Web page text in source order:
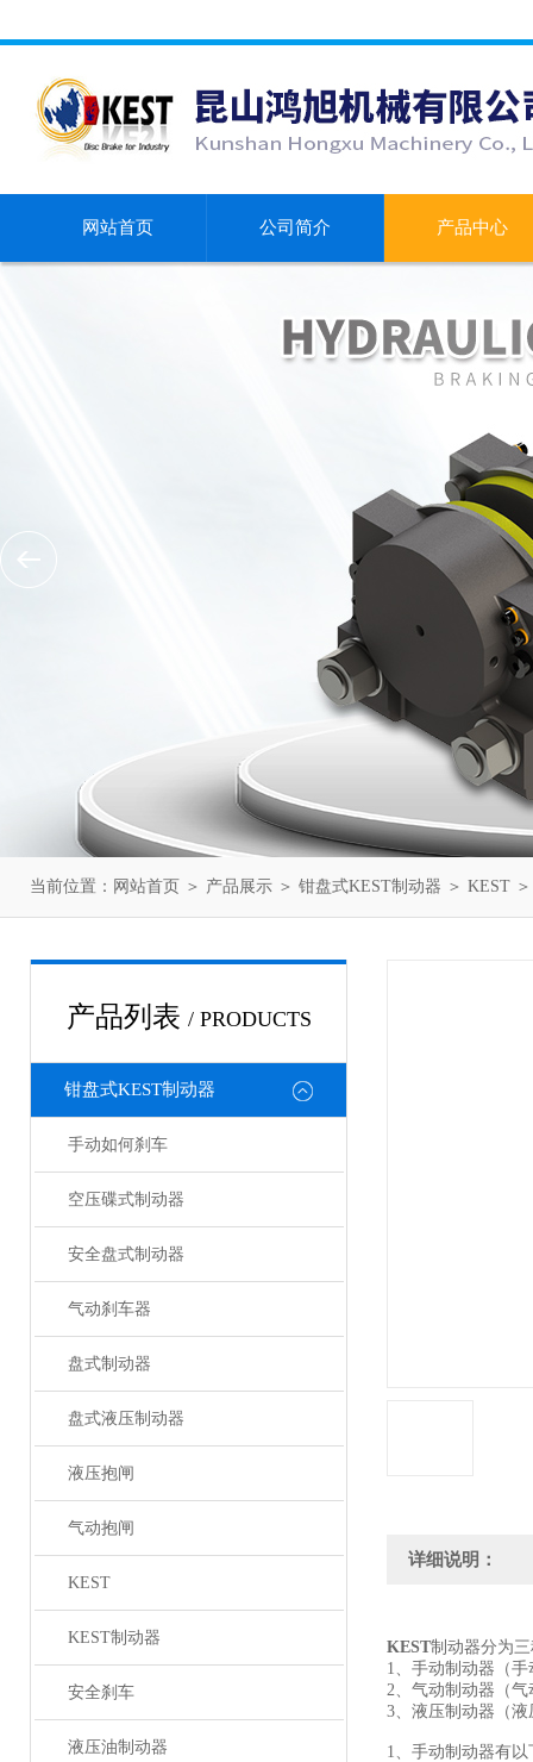
网站首页 公司简介 产品中心
当前位置： 网站首页 ＞ 产品展示 ＞ 钳盘式KEST制动器 ＞ KEST
产品列表 / PRODUCTS
钳盘式KEST制动器
手动如何刹车
空压碟式制动器
安全盘式制动器
气动刹车器
盘式制动器
盘式液压制动器
液压抱闸
气动抱闸
KEST
KEST制动器
安全刹车
液压油制动器
详细说明：
KEST制动器分为
1、手动制动器（
2、气动制动器（
3、液压制动器（
1、手动制动器有以